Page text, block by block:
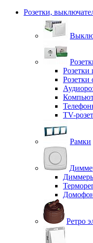
Розетки,
Розетки
Розетки
TV-
Рамки
Ретро